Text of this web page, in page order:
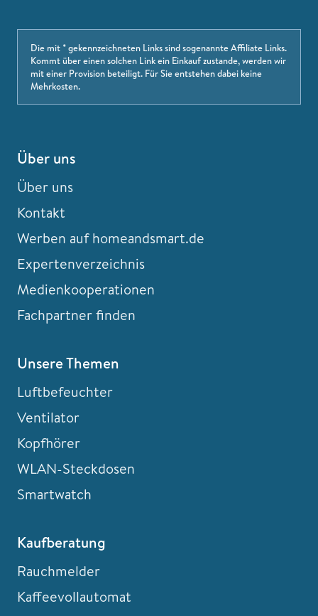
Die mit * gekennzeichneten Links sind sogenannte Affiliate Links.
Kommt über einen solchen Link ein Einkauf zustande, werden wir
mit einer Provision beteiligt. Für Sie entstehen dabei keine
Mehrkosten.
Über uns
Über uns
Kontakt
Werben auf homeandsmart.de
Expertenverzeichnis
Medienkooperationen
Fachpartner finden
Unsere Themen
Luftbefeuchter
Ventilator
Kopfhörer
WLAN-Steckdosen
Smartwatch
Kaufberatung
Rauchmelder
Kaffeevollautomat